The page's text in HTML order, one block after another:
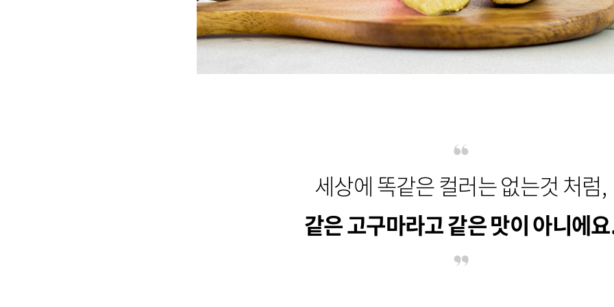
세상에 똑같은 컬러는 없는것 처럼,
같은 고구마라고 같은 맛이 아니에